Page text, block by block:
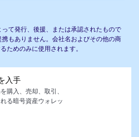
て発行、後援、または承認されたもので
もありません。会社名およびその他の商
ためのみに使用されます。
入手
購入、売却、取引、
る暗号資産ウォレッ